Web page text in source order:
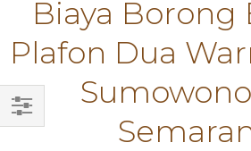
Biaya Borong
Plafon Dua
Filtrer